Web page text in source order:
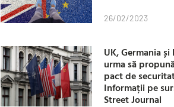
26/02/2023
UK, Germania și
urma să
pact de
Informații pe
Street Journal